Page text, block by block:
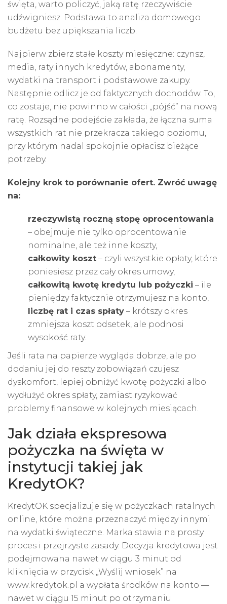
święta, warto policzyć, jaką ratę rzeczywiście
udźwigniesz. Podstawa to analiza domowego
budżetu bez upiększania liczb.
Najpierw zbierz stałe koszty miesięczne: czynsz,
media, raty innych kredytów, abonamenty,
wydatki na transport i podstawowe zakupy.
Następnie odlicz je od faktycznych dochodów. To,
co zostaje, nie powinno w całości „pójść” na nową
ratę. Rozsądne podejście zakłada, że łączna suma
wszystkich rat nie przekracza takiego poziomu,
przy którym nadal spokojnie opłacisz bieżące
potrzeby.
Kolejny krok to porównanie ofert. Zwróć uwagę
na:
rzeczywistą roczną stopę oprocentowania
– obejmuje nie tylko oprocentowanie
nominalne, ale też inne koszty,
całkowity koszt – czyli wszystkie opłaty, które
poniesiesz przez cały okres umowy,
całkowitą kwotę kredytu lub pożyczki – ile
pieniędzy faktycznie otrzymujesz na konto,
liczbę rat i czas spłaty – krótszy okres
zmniejsza koszt odsetek, ale podnosi
wysokość raty.
Jeśli rata na papierze wygląda dobrze, ale po
dodaniu jej do reszty zobowiązań czujesz
dyskomfort, lepiej obniżyć kwotę pożyczki albo
wydłużyć okres spłaty, zamiast ryzykować
problemy finansowe w kolejnych miesiącach.
Jak działa ekspresowa
pożyczka na święta w
instytucji takiej jak
KredytOK?
KredytOK specjalizuje się w pożyczkach ratalnych
online, które można przeznaczyć między innymi
na wydatki świąteczne. Marka stawia na prosty
proces i przejrzyste zasady. Decyzja kredytowa jest
podejmowana nawet w ciągu 3 minut od
kliknięcia w przycisk „Wyślij wniosek” na
www.kredytok.pl a wypłata środków na konto —
nawet w ciągu 15 minut po otrzymaniu